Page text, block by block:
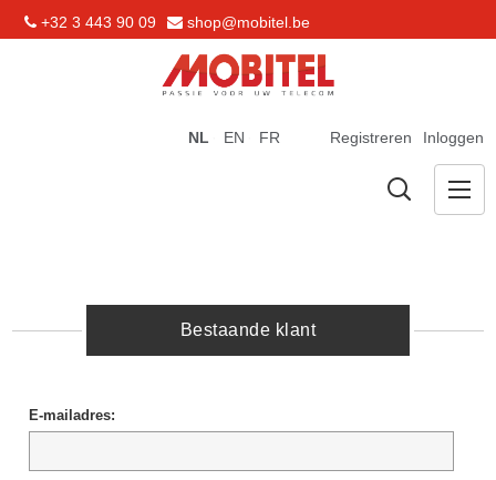
+32 3 443 90 09 shop@mobitel.be
Registreren Inloggen
NL EN FR
Bestaande klant
E-mailadres: